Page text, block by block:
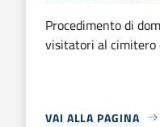
Procedimento di
visitatori al cimitero
VAI ALLA PAGINA